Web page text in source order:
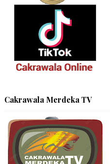
Cakrawala Merdeka TV